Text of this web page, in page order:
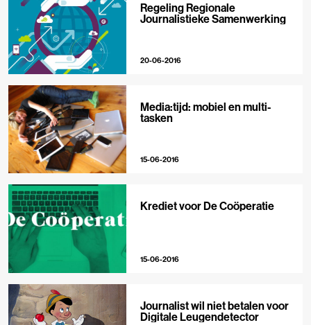
Regeling Regionale
Journalistieke Samenwerking
20-06-2016
Media:tijd: mobiel en multi-
tasken
15-06-2016
Krediet voor De Coöperatie
15-06-2016
Journalist wil niet betalen voor
Digitale Leugendetector